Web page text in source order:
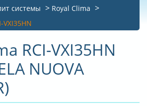
системы
Royal Clima
VXI35HN
RCI-VXI35HN
NUOVA